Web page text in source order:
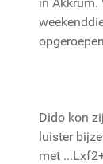
Dido kon
luister
met